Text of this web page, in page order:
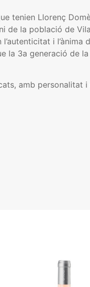
tenien Llorenç
de la població de
i l’ànima
la 3a generació de
amb personalitat i